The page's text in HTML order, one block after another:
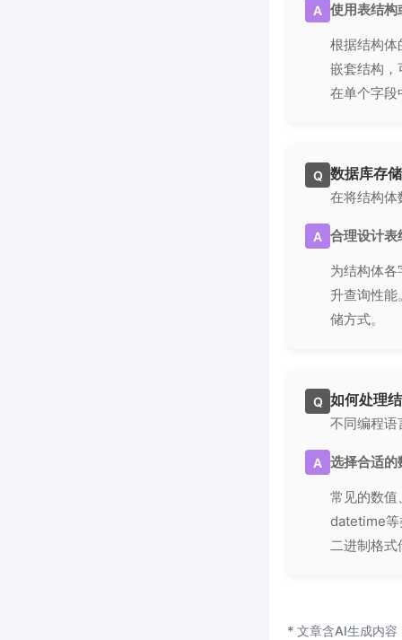
A 使用表结构
根据结构体
嵌套结构，
在单个字段
Q 数据库存
在将结构体
A 合理设计表
为结构体
升查询性
储方式。
Q 如何处理
不同编程语
A 选择合适的
常见的数
datetime等
二进制格式
* 文章含AI生成内容